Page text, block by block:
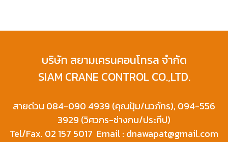
บริษัท สยามเครนคอนโทรล จำกัด
SIAM CRANE CONTROL CO.,LTD.
สายด่วน 084-090 4939 (คุณปุ้ม/นวภัทร), 094-556
3929 (วิศวกร-ช่างกบ/ประทีป)
Tel/Fax. 02 157 5017 Email : dnawapat@gmail.com